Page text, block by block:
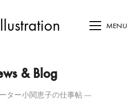
MENU
& Blog
ター小関恵子の仕事帖 ―